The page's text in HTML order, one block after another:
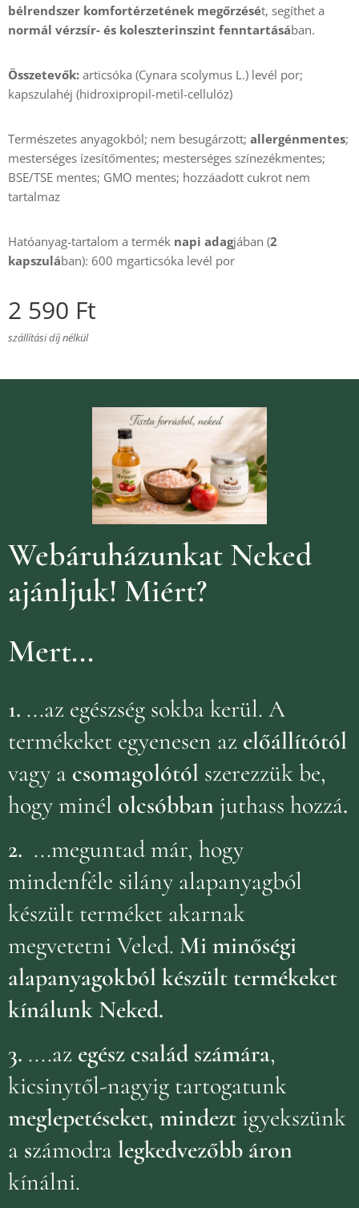
bélrendszer komfortérzetének megőrzését, segíthet a
normál vérzsír- és koleszterinszint fenntartásában.
Összetevők: articsóka (Cynara scolymus L.) levél por;
kapszulahéj (hidroxipropil-metil-cellulóz)
Természetes anyagokból; nem besugárzott; allergénmentes;
mesterséges ízesítőmentes; mesterséges színezékmentes;
BSE/TSE mentes; GMO mentes; hozzáadott cukrot nem
tartalmaz
Hatóanyag-tartalom a termék napi adagjában (2
kapszulában): 600 mgarticsóka levél por
2 590 Ft
szállítási díj nélkül
Webáruházunkat Neked
ajánljuk! Miért?
Mert...
1. ...az egészség sokba kerül. A
termékeket egyenesen az előállítótól
vagy a csomagolótól szerezzük be,
hogy minél olcsóbban juthass hozzá.
2. ...meguntad már, hogy
mindenféle silány alapanyagból
készült terméket akarnak
megvetetni Veled. Mi minőségi
alapanyagokból készült termékeket
kínálunk Neked.
3. ....az egész család számára,
kicsinytől-nagyig tartogatunk
meglepetéseket, mindezt igyekszünk
a számodralegkedvezőbb áron
kínálni.